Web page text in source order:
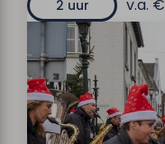
2 uur v.a.